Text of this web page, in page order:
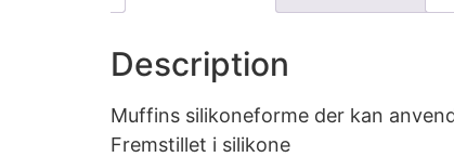
Description
Muffins silikoneforme der kan
Fremstillet i silikone